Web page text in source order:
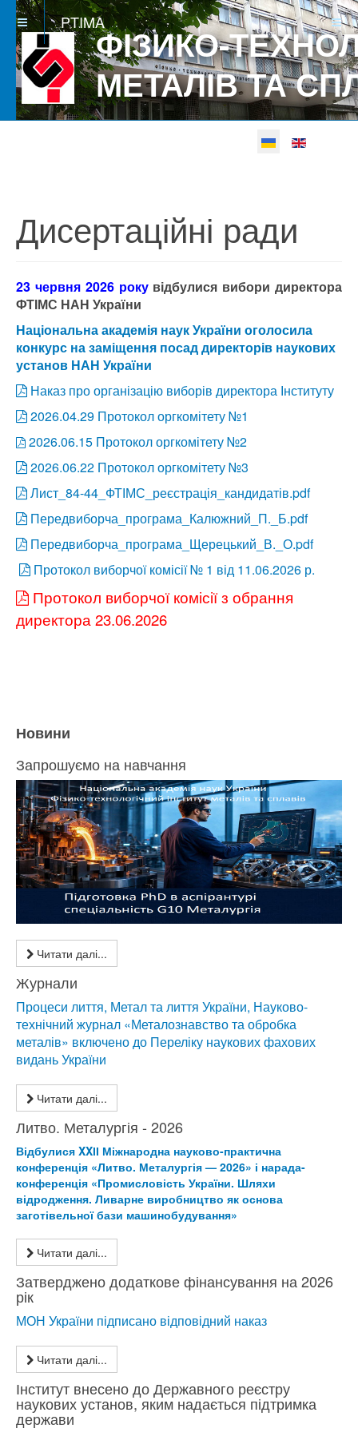
ФІЗИКО-
МЕТАЛІВ ТА
PTIMA
Виберіть свою мову
Дисертаційні ради
23 червня 2026 року відбулися вибори директора
ФТІМС НАН України
Національна академія наук України оголосила
конкурс на заміщення посад директорів наукових
установ НАН України
Наказ про організацію виборів директора Інституту
2026.04.29 Протокол оргкомітету №1
2026.06.15 Протокол оргкомітету №2
2026.06.22 Протокол оргкомітету №3
Лист_84-44_ФТІМС_реєстрація_кандидатів.pdf
Передвиборча_програма_Калюжний_П._Б.pdf
Передвиборча_програма_Щерецький_В._О.pdf
Протокол виборчої комісії № 1 від 11.06.2026 р.
Протокол виборчої комісії з обрання
директора 23.06.2026
Новини
Запрошуємо на навчання
Читати далі...
Журнали
Процеси лиття, Метал та лиття України, Науково-
технічний журнал «Металознавство та обробка
металів» включено до Переліку наукових фахових
видань України
Читати далі...
Литво. Металургія - 2026
Відбулися XXІІ Міжнародна науково-практична
конференція «Литво. Металургія — 2026» і нарада-
конференція «Промисловість України. Шляхи
відродження. Ливарне виробництво як основа
заготівельної бази машинобудування»
Читати далі...
Затверджено додаткове фінансування на 2026
рік
МОН України підписано відповідний наказ
Читати далі...
Інститут внесено до Державного реєстру
наукових установ, яким надається підтримка
держави